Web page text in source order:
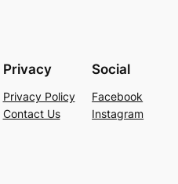
Privacy
Privacy Policy
Contact Us
Social
Facebook
Instagram